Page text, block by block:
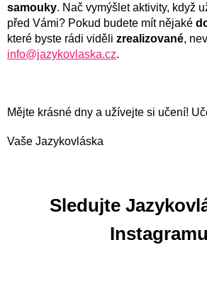
samouky. Nač vymýšlet aktivity, když
před Vámi? Pokud budete mít nějaké
které byste rádi viděli zrealizované,
info@jazykovlaska.cz.
Mějte krásné dny a užívejte si učení!
Vaše Jazykovláska
Sledujte
Instagramu